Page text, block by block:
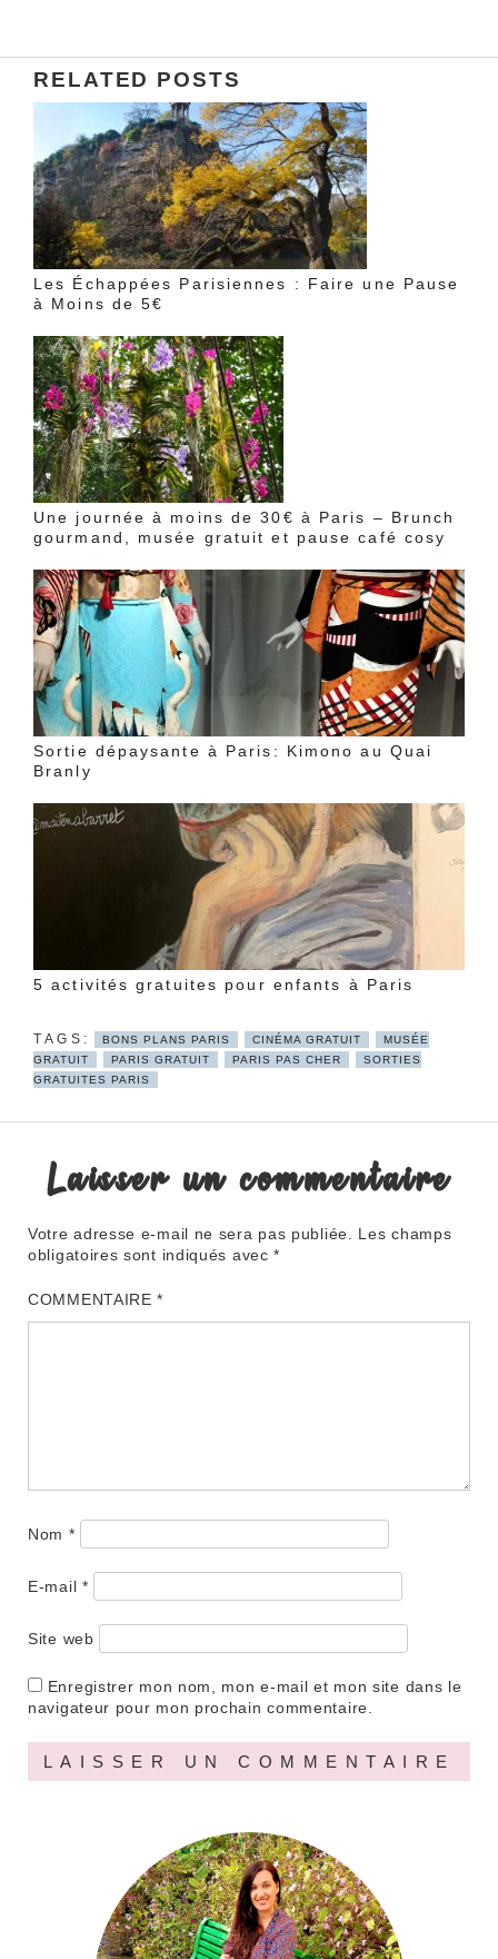
RELATED POSTS
Les Échappées Parisiennes : Faire une Pause
à Moins de 5€
Une journée à moins de 30€ à Paris – Brunch
gourmand, musée gratuit et pause café cosy
Sortie dépaysante à Paris: Kimono au Quai
Branly
5 activités gratuites pour enfants à Paris
BONS PLANS PARIS CINÉMA GRATUIT
MUSÉE
GRATUIT
PARIS GRATUIT PARIS PAS CHER
SORTIES
GRATUITES PARIS
Laisser un commentaire
Votre adresse e-mail ne sera pas publiée.
Les champs
obligatoires sont indiqués avec*
COMMENTAIRE*
Nom *
E-mail *
Site web
Enregistrer mon nom, mon e-mail et mon site dans le
navigateur pour mon prochain commentaire.